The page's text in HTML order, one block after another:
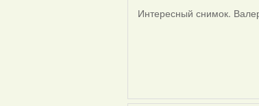
Интересный снимок.